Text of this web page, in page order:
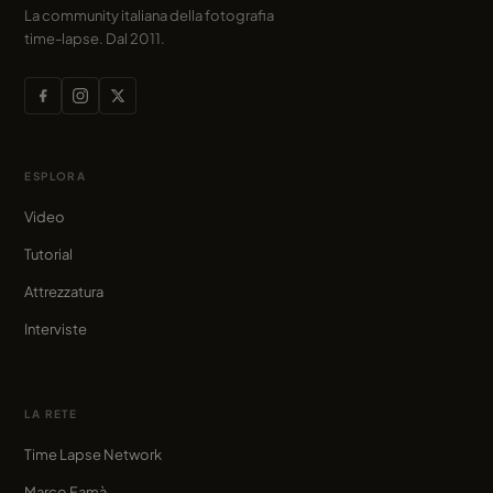
La community italiana della fotografia
time-lapse. Dal 2011.
ESPLORA
Video
Tutorial
Attrezzatura
Interviste
LA RETE
Time Lapse Network